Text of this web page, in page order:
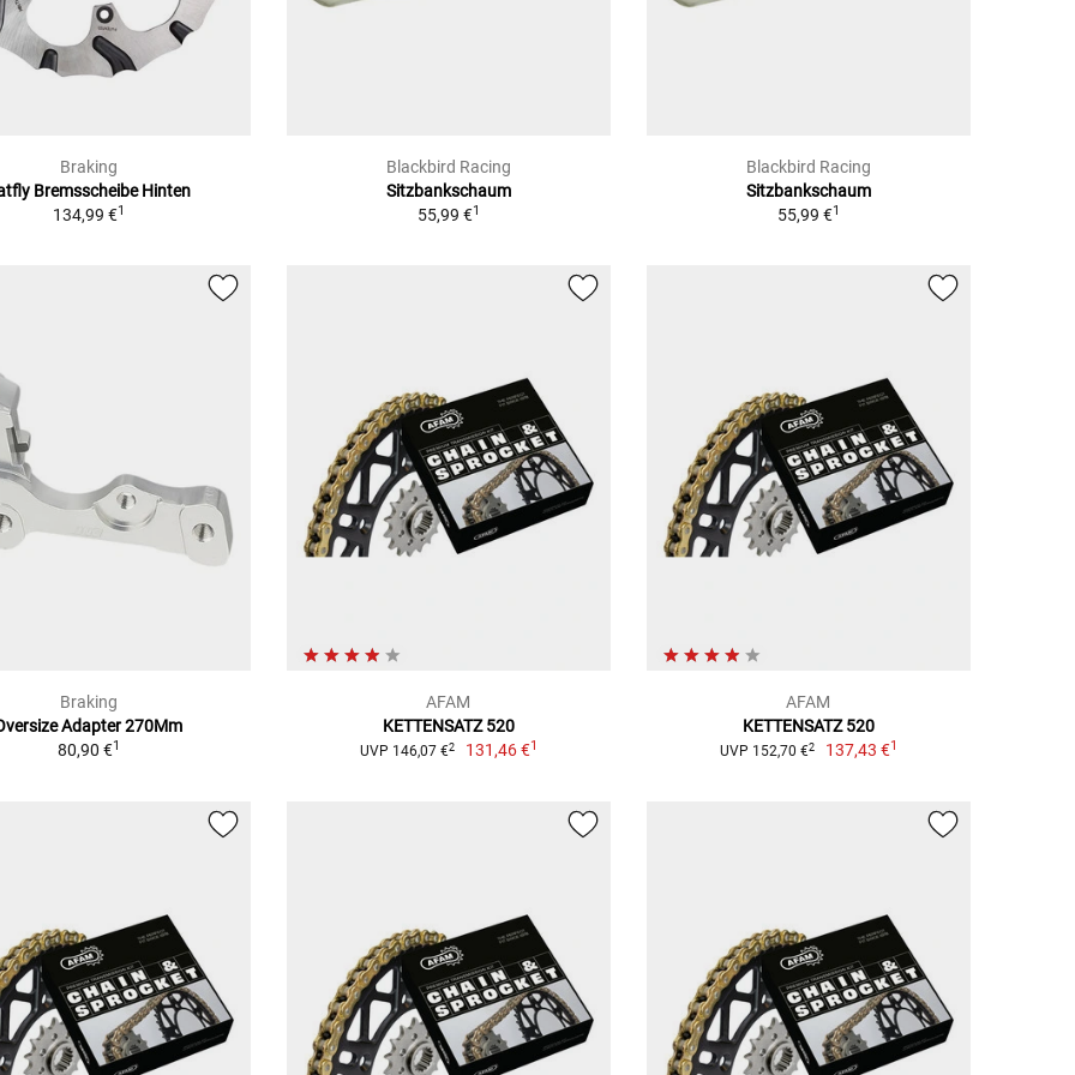
Braking
Bremsscheibe Hinten
134,99 €1
Blackbird Racing
Sitzbankschaum
55,99 €1
Blackbird Racing
Sitzbankschaum
55,99 €1
Braking
Adapter 270Mm
80,90 €1
AFAM
KETTENSATZ 520
UVP 146,07 €2 131,46 €1
AFAM
KETTENSATZ 520
UVP 152,70 €2 137,43 €1